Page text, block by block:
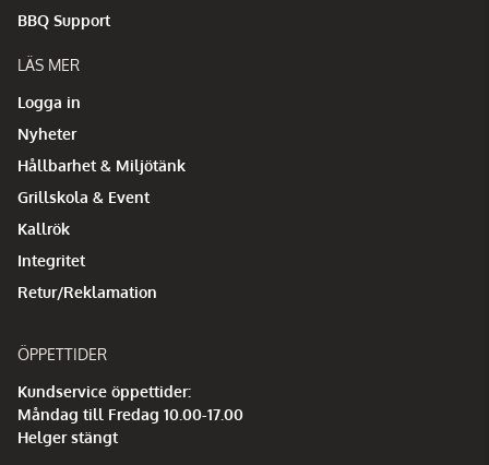
BBQ Support
LÄS MER
Logga in
Nyheter
Hållbarhet & Miljötänk
Grillskola & Event
Kallrök
Integritet
Retur/Reklamation
ÖPPETTIDER
Kundservice öppettider:
Måndag till Fredag 10.00-17.00
Helger stängt